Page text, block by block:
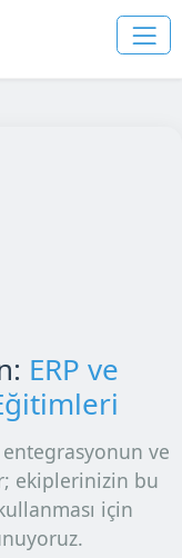
ERP ve
entegrasyonun ve
ekiplerinizin bu
için